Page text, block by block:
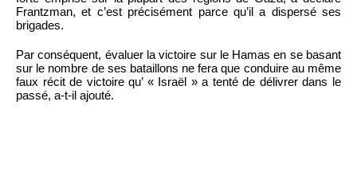
Frantzman, et c’est précisément parce qu’il a dispersé ses
brigades.
Par conséquent, évaluer la victoire sur le Hamas en se basant
sur le nombre de ses bataillons ne fera que conduire au même
faux récit de victoire qu’ « Israël » a tenté de délivrer dans le
passé, a-t-il ajouté.